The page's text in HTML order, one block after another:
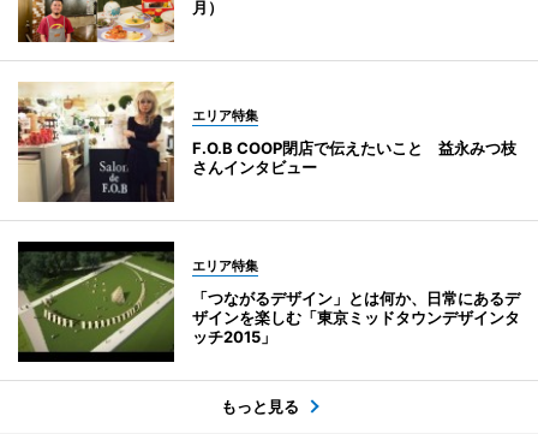
月）
エリア特集
F.O.B COOP閉店で伝えたいこと 益永みつ枝
さんインタビュー
エリア特集
「つながるデザイン」とは何か、日常にあるデ
ザインを楽しむ「東京ミッドタウンデザインタ
ッチ2015」
もっと見る